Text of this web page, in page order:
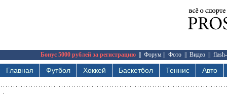
Бонус 5000 рублей за регистрацию Форум Фото Видео
Главная Футбол Хоккей Баскетбол Теннис Авто